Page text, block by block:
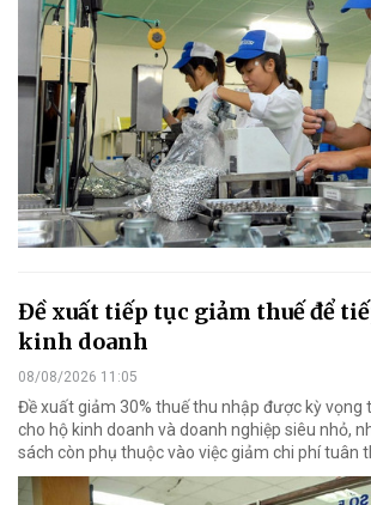
Đề xuất tiếp tục giảm thuế để
kinh doanh
08/08/2026 11:05
Đề xuất giảm 30% thuế thu nhập được kỳ
cho hộ kinh doanh và doanh nghiệp siêu nhỏ,
sách còn phụ thuộc vào việc giảm chi phí tuân